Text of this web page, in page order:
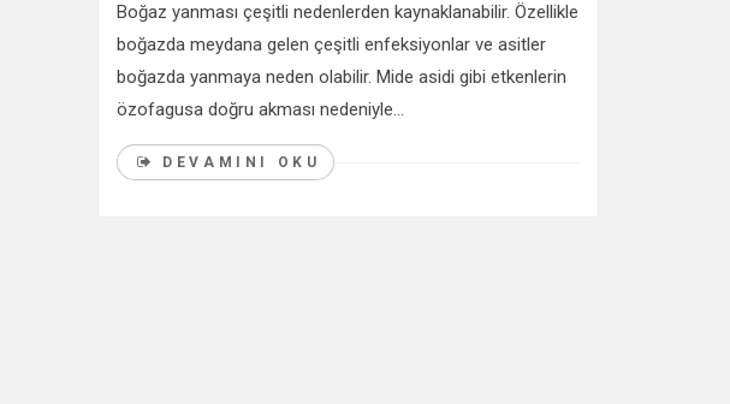
Boğaz yanması çeşitli nedenlerden kaynaklanabilir. Özellikle
boğazda meydana gelen çeşitli enfeksiyonlar ve asitler
boğazda yanmaya neden olabilir. Mide asidi gibi etkenlerin
özofagusa doğru akması nedeniyle...
DEVAMINI OKU